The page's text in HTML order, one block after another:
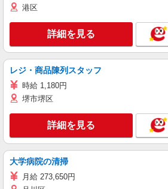
港区
詳細を見る
レジ・商品陳列スタッフ
時給 1,180円
堺市堺区
詳細を見る
大学病院の清掃
月給 273,650円